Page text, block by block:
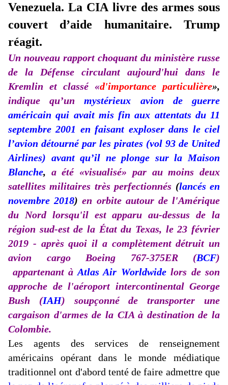
Venezuela. La CIA livre des armes sous
couvert d’aide humanitaire. Trump
réagit.
Un nouveau rapport choquant du ministère russe
de la Défense circulant aujourd'hui dans le
Kremlin et classé «d'importance particulière»,
indique qu’un
mystérieux avion de guerre
américain qui avait mis fin aux attentats du 11
septembre 2001 en faisant exploser dans le ciel
l’avion détourné par les pirates (vol 93 de United
Airlines) avant qu’il ne plonge sur la Maison
Blanche, a été «visualisé» par au moins deux
satellites militaires très perfectionnés (lancés en
novembre 2018)en orbite autour de l'Amérique
du Nord lorsqu'il est apparu au-dessus de la
région sud-est de la État du Texas, le 23 février
2019 - après quoi il a complètement détruit un
avion cargo Boeing 767-375ER (BCF)
appartenant à Atlas Air Worldwidelors de son
approche de l'aéroport intercontinental George
Bush (IAH) soupçonné de transporter une
cargaison d'armes de la CIA à destination de la
Colombie.
Les agents des services de renseignement
américains opérant dans le monde médiatique
traditionnel ont d'abord tenté de faire admettre que